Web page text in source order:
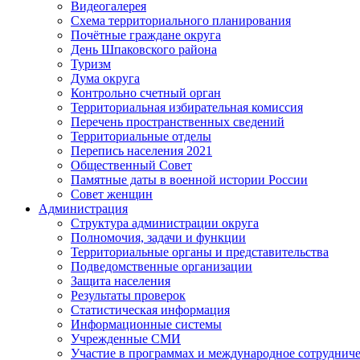
Видеогалерея
Схема территориального планирования
Почётные граждане округа
День Шпаковского района
Туризм
Дума округа
Контрольно счетный орган
Территориальная избирательная комиссия
Перечень пространственных сведений
Территориальные отделы
Перепись населения 2021
Общественный Совет
Памятные даты в военной истории России
Совет женщин
Администрация
Структура администрации округа
Полномочия, задачи и функции
Территориальные органы и представительства
Подведомственные организации
Защита населения
Результаты проверок
Статистическая информация
Информационные системы
Учрежденные СМИ
Участие в программах и международное